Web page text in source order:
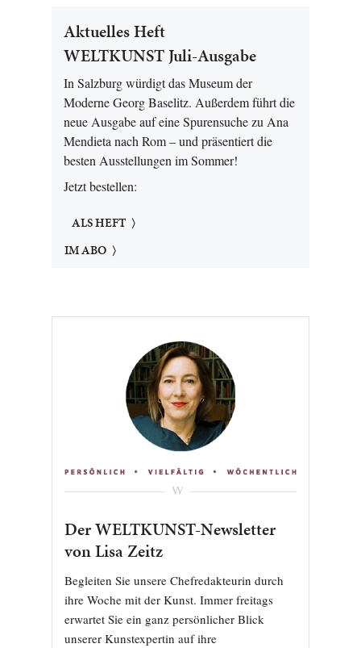
Aktuelles Heft
WELTKUNST Juli-Ausgabe
In Salzburg würdigt das Museum der
Moderne Georg Baselitz. Außerdem führt die
neue Ausgabe auf eine Spurensuche zu Ana
Mendieta nach Rom – und präsentiert die
besten Ausstellungen im Sommer!
Jetzt bestellen:
ALS HEFT
IM ABO
Der WELTKUNST-Newsletter
von Lisa Zeitz
Begleiten Sie unsere Chefredakteurin durch
ihre Woche mit der Kunst. Immer freitags
erwartet Sie ein ganz persönlicher Blick
unserer Kunstexpertin auf ihre